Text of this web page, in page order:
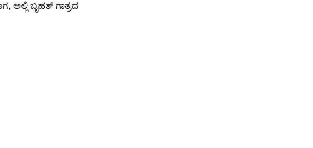
ಅಲ್ಲಿ ಬೃಹತ್ ಗಾತ್ರದ